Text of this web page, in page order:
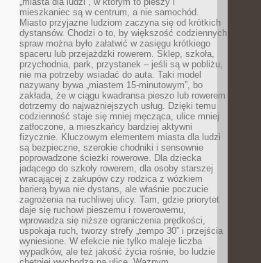
mieszkaniec są w centrum, a nie samochód.
Miasto przyjazne ludziom zaczyna się od krótkich
dystansów. Chodzi o to, by większość codziennych
spraw można było załatwić w zasięgu krótkiego
spaceru lub przejażdżki rowerem. Sklep, szkoła,
przychodnia, park, przystanek – jeśli są w pobliżu,
nie ma potrzeby wsiadać do auta. Taki model
nazywany bywa „miastem 15-minutowym”, bo
zakłada, że w ciągu kwadransa pieszo lub rowerem
dotrzemy do najważniejszych usług. Dzięki temu
codzienność staje się mniej męcząca, ulice mniej
zatłoczone, a mieszkańcy bardziej aktywni
fizycznie. Kluczowym elementem miasta dla ludzi
są bezpieczne, szerokie chodniki i sensownie
poprowadzone ścieżki rowerowe. Dla dziecka
jadącego do szkoły rowerem, dla osoby starszej
wracającej z zakupów czy rodzica z wózkiem
barierą bywa nie dystans, ale właśnie poczucie
zagrożenia na ruchliwej ulicy. Tam, gdzie priorytet
daje się ruchowi pieszemu i rowerowemu,
wprowadza się niższe ograniczenia prędkości,
uspokaja ruch, tworzy strefy „tempo 30” i przejścia
wyniesione. W efekcie nie tylko maleje liczba
wypadków, ale też jakość życia rośnie, bo ludzie